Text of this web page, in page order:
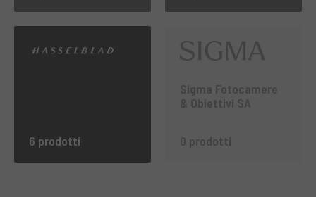
6 prodotti
Sigma Fotocamere
& Obiettivi SA
0 prodotti